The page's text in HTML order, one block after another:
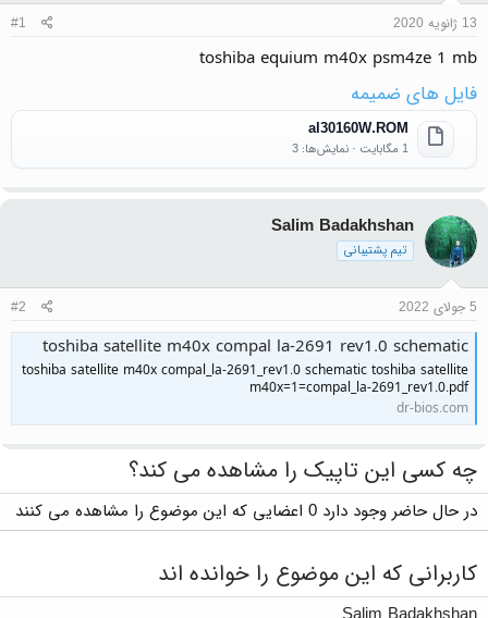
13 ژانویه 2020 #1
toshiba equium m40x psm4ze 1 mb
فایل های ضمیمه
al30160W.ROM
1 مگابایت · نمایش‌ها: 3
Salim Badakhshan
تیم پشتیبانی
5 جولای 2022 #2
toshiba satellite m40x compal la-2691 rev1.0 schematic
toshiba satellite m40x compal_la-2691_rev1.0 schematic toshiba satellite
m40x=1=compal_la-2691_rev1.0.pdf
dr-bios.com
چه کسی این تاپیک را مشاهده می کند؟
در حال حاضر وجود دارد 0 اعضایی که این موضوع را مشاهده می کنند
کاربرانی که این موضوع را خوانده اند